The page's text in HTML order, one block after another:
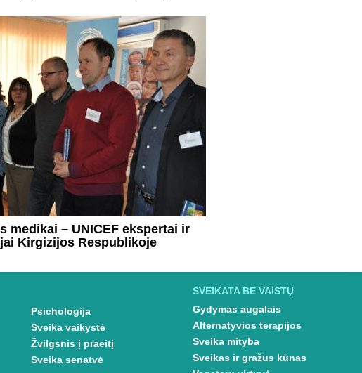
medikai – UNICEF ekspertai ir
Kirgizijos Respublikoje
Psichologija
Sveika vaikystė
Žvilgsnis į praeitį
Sveika senatvė
SVEIKATA BE VAISTŲ
Gydymas augalais
Alternatyvios terapijos
Sveika mityba
Sveikas ir gražus kūnas